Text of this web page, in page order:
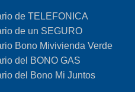
de TELEFONICA
de un SEGURO
Bono Mivivienda Verde
del BONO GAS
del Bono Mi Juntos